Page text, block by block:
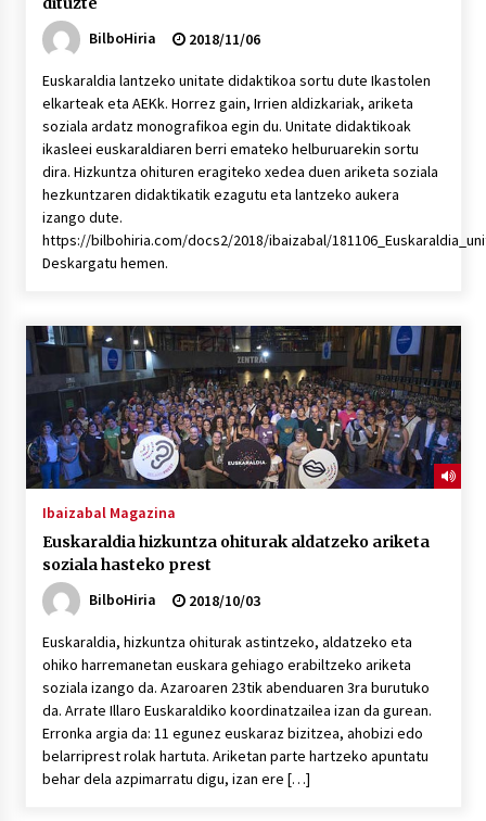
BilboHiria
2018/11/06
Euskaraldia lantzeko unitate didaktikoa sortu dute Ikastolen
elkarteak eta AEKk. Horrez gain, Irrien aldizkariak, ariketa
soziala ardatz monografikoa egin du. Unitate didaktikoak
ikasleei euskaraldiaren berri emateko helburuarekin sortu
dira. Hizkuntza ohituren eragiteko xedea duen ariketa soziala
hezkuntzaren didaktikatik ezagutu eta lantzeko aukera
izango dute.
https://bilbohiria.com/docs2/2018/ibaizabal/
Deskargatu hemen.
Ibaizabal Magazina
Euskaraldia hizkuntza ohiturak aldatzeko ariketa
soziala hasteko prest
BilboHiria
2018/10/03
Euskaraldia, hizkuntza ohiturak astintzeko, aldatzeko eta
ohiko harremanetan euskara gehiago erabiltzeko ariketa
soziala izango da. Azaroaren 23tik abenduaren 3ra burutuko
da. Arrate Illaro Euskaraldiko koordinatzailea izan da gurean.
Erronka argia da: 11 egunez euskaraz bizitzea, ahobizi edo
belarriprest rolak hartuta. Ariketan parte hartzeko apuntatu
behar dela azpimarratu digu, izan ere […]